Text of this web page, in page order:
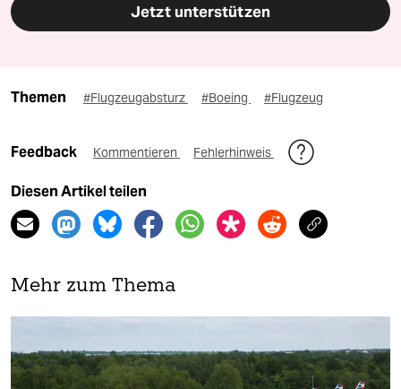
Jetzt unterstützen
Themen #Flugzeugabsturz #Boeing #Flugzeug
Feedback Kommentieren Fehlerhinweis
Diesen Artikel teilen
Mehr zum Thema